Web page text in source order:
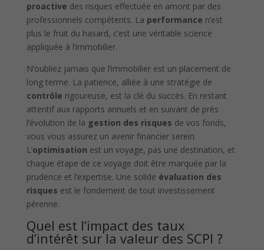
proactive des risques effectuée en amont par des
professionnels compétents. La performance n’est
plus le fruit du hasard, c’est une véritable science
appliquée à l’immobilier.
N’oubliez jamais que l’immobilier est un placement de
long terme. La patience, alliée à une stratégie de
contrôle rigoureuse, est la clé du succès. En restant
attentif aux rapports annuels et en suivant de près
l’évolution de la gestion des risques de vos fonds,
vous vous assurez un avenir financier serein.
L’optimisation est un voyage, pas une destination, et
chaque étape de ce voyage doit être marquée par la
prudence et l’expertise. Une solide évaluation des
risques est le fondement de tout investissement
pérenne.
Quel est l’impact des taux
d’intérêt sur la valeur des SCPI ?